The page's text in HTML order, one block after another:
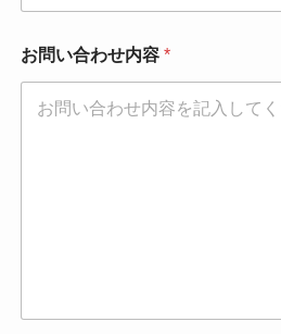
お
名
お問い合わせ内容 *